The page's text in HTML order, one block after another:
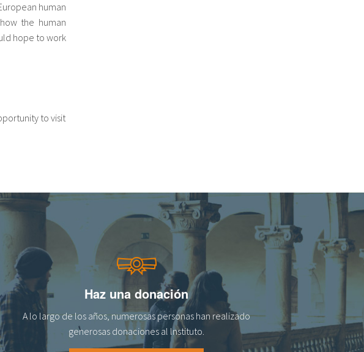
human
the human
hope to work
to visit
Haz una donación
A lo largo de los años, numerosas personas han realizado
generosas donaciones al lnstituto.